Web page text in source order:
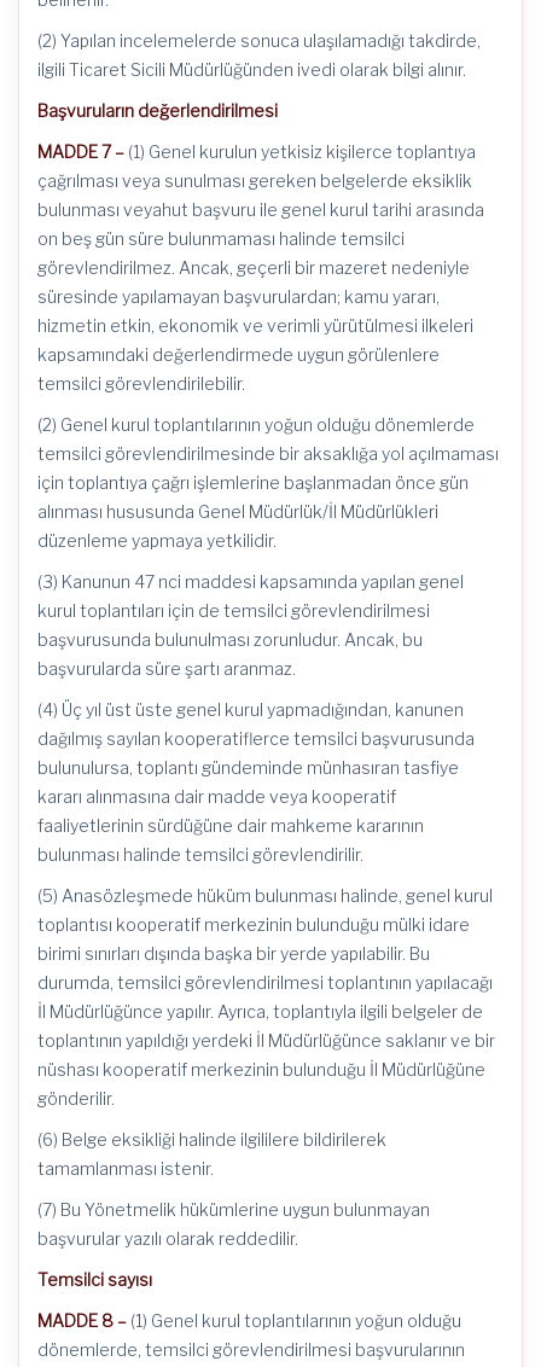
(2) Yapılan incelemelerde sonuca ulaşılamadığı takdirde,
ilgili Ticaret Sicili Müdürlüğünden ivedi olarak bilgi alınır.
Başvuruların değerlendirilmesi
MADDE 7 – (1) Genel kurulun yetkisiz kişilerce toplantıya
çağrılması veya sunulması gereken belgelerde eksiklik
bulunması veyahut başvuru ile genel kurul tarihi arasında
on beş gün süre bulunmaması halinde temsilci
görevlendirilmez. Ancak, geçerli bir mazeret nedeniyle
süresinde yapılamayan başvurulardan; kamu yararı,
hizmetin etkin, ekonomik ve verimli yürütülmesi ilkeleri
kapsamındaki değerlendirmede uygun görülenlere
temsilci görevlendirilebilir.
(2) Genel kurul toplantılarının yoğun olduğu dönemlerde
temsilci görevlendirilmesinde bir aksaklığa yol açılmaması
için toplantıya çağrı işlemlerine başlanmadan önce gün
alınması hususunda Genel Müdürlük/İl Müdürlükleri
düzenleme yapmaya yetkilidir.
(3) Kanunun 47 nci maddesi kapsamında yapılan genel
kurul toplantıları için de temsilci görevlendirilmesi
başvurusunda bulunulması zorunludur. Ancak, bu
başvurularda süre şartı aranmaz.
(4) Üç yıl üst üste genel kurul yapmadığından, kanunen
dağılmış sayılan kooperatiflerce temsilci başvurusunda
bulunulursa, toplantı gündeminde münhasıran tasfiye
kararı alınmasına dair madde veya kooperatif
faaliyetlerinin sürdüğüne dair mahkeme kararının
bulunması halinde temsilci görevlendirilir.
(5) Anasözleşmede hüküm bulunması halinde, genel kurul
toplantısı kooperatif merkezinin bulunduğu mülki idare
birimi sınırları dışında başka bir yerde yapılabilir. Bu
durumda, temsilci görevlendirilmesi toplantının yapılacağı
İl Müdürlüğünce yapılır. Ayrıca, toplantıyla ilgili belgeler de
toplantının yapıldığı yerdeki İl Müdürlüğünce saklanır ve bir
nüshası kooperatif merkezinin bulunduğu İl Müdürlüğüne
gönderilir.
(6) Belge eksikliği halinde ilgililere bildirilerek
tamamlanması istenir.
(7) Bu Yönetmelik hükümlerine uygun bulunmayan
başvurular yazılı olarak reddedilir.
Temsilci sayısı
MADDE 8 – (1) Genel kurul toplantılarının yoğun olduğu
dönemlerde, temsilci görevlendirilmesi başvurularının